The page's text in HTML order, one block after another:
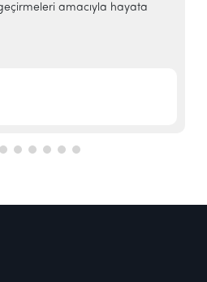
amacıyla hayata